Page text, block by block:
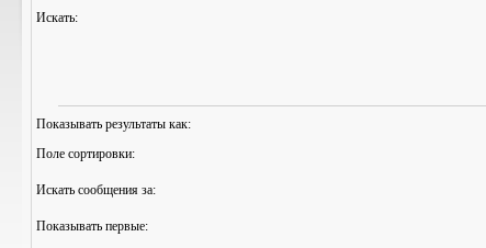
Искать:
Показывать результаты как:
Поле сортировки:
Искать сообщения за:
Показывать первые: